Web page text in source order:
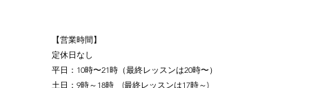
【営業時間】
定休日なし
平日：10時〜21時（最終レッスンは20時〜）
土日：9時～18時　(最終レッスンは17時～)